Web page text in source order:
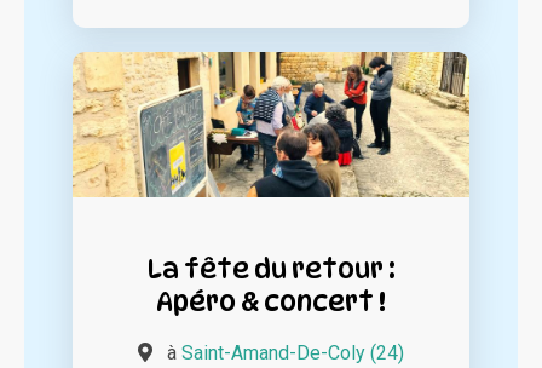
La fête du retour :
Apéro & concert !
à Saint-Amand-De-Coly (24)